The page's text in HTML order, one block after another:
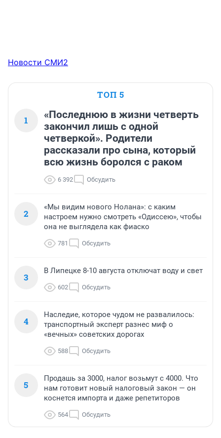
Новости СМИ2
ТОП 5
1
«Последнюю в жизни четверть
закончил лишь с одной
четверкой». Родители
рассказали про сына, который
всю жизнь боролся с раком
6 392 Обсудить
2
«Мы видим нового Нолана»: с каким
настроем нужно смотреть «Одиссею», чтобы
она не выглядела как фиаско
781 Обсудить
3
В Липецке 8-10 августа отключат воду и свет
602 Обсудить
4
Наследие, которое чудом не развалилось:
транспортный эксперт разнес миф о
«вечных» советских дорогах
588 Обсудить
5
Продашь за 3000, налог возьмут с 4000. Что
нам готовит новый налоговый закон — он
коснется импорта и даже репетиторов
564 Обсудить